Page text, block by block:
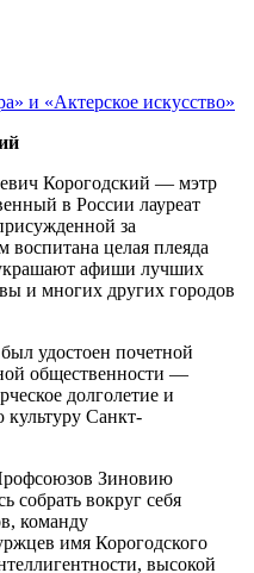
и «Актерское искусство»
Корогодский — мэтр
в России лауреат
за
воспитана целая плеяда
афиши лучших
и многих других городов
удостоен почетной
общественности —
долголетие и
культуру Санкт-
Зиновию
собрать вокруг себя
команду
имя Корогодского
высокой